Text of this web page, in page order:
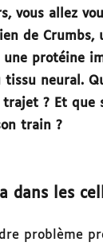
vous allez
de Crumbs,
protéine
tissu neural.
trajet ? Et que
train ?
dans les
problème